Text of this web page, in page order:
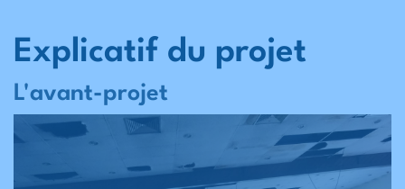
Explicatif du projet
L'avant-projet